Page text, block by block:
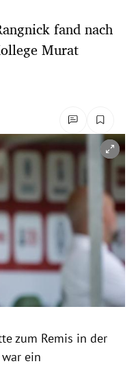
fand nach
Murat
zum Remis in der
ein